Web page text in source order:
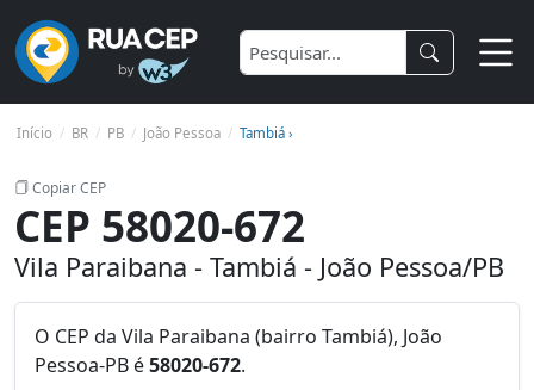
Início BR PB João Pessoa Tambiá ›
Copiar CEP
CEP 58020-672
Vila Paraibana - Tambiá - João Pessoa/PB
O CEP da Vila Paraibana (bairro Tambiá), João
Pessoa-PB é58020-672.